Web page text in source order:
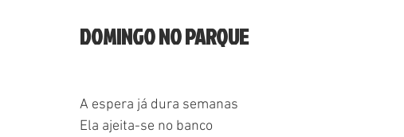
DOMINGO NO PARQUE
A espera já dura semanas
Ela ajeita-se no banco